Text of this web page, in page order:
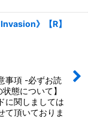
》【R】
事項 -必ずお読
態について】
に関しましては
て頂いておりま